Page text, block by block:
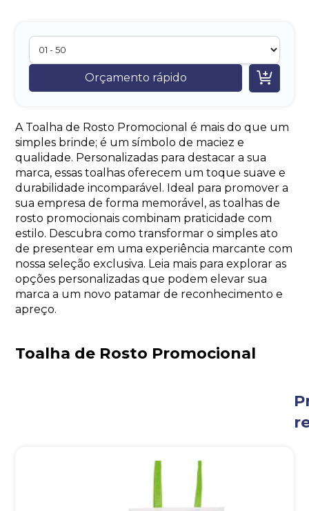
Orçamento rápido 
A Toalha de Rosto Promocional é mais do que um
simples brinde; é um símbolo de maciez e
qualidade. Personalizadas para destacar a sua
marca, essas toalhas oferecem um toque suave e
durabilidade incomparável. Ideal para promover a
sua empresa de forma memorável, as toalhas de
rosto promocionais combinam praticidade com
estilo. Descubra como transformar o simples ato
de presentear em uma experiência marcante com
nossa seleção exclusiva. Leia mais para explorar as
opções personalizadas que podem elevar sua
marca a um novo patamar de reconhecimento e
apreço.
Toalha de Rosto Promocional
+55
Eu concordo em receber comunicações.
A nossa empresa está comprometida a proteger e
sua privacidade, utilizaremos seus dados apenas para
de marketing. Você pode alterar suas preferências a
qualquer momento.
Iniciar conversa